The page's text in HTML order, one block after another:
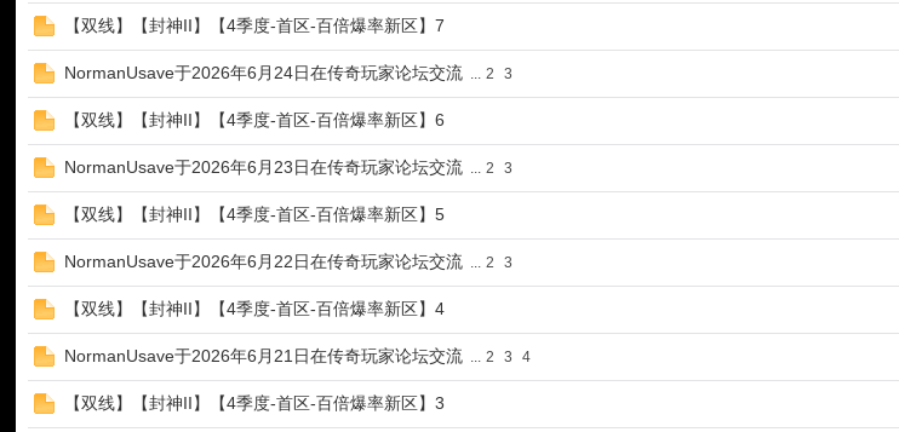
【双线】【封神II】【4季度-首区-百倍爆率新区】7
NormanUsave于2026年6月24日在传奇玩家论坛交流 ... 2 3
【双线】【封神II】【4季度-首区-百倍爆率新区】6
NormanUsave于2026年6月23日在传奇玩家论坛交流 ... 2 3
【双线】【封神II】【4季度-首区-百倍爆率新区】5
NormanUsave于2026年6月22日在传奇玩家论坛交流 ... 2 3
【双线】【封神II】【4季度-首区-百倍爆率新区】4
NormanUsave于2026年6月21日在传奇玩家论坛交流 ... 2 3 4
【双线】【封神II】【4季度-首区-百倍爆率新区】3